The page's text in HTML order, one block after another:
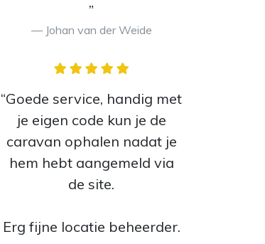
”
Johan van der Weide
“Goede service, handig met
je eigen code kun je de
caravan ophalen nadat je
hem hebt aangemeld via
de site.
Erg fijne locatie beheerder.